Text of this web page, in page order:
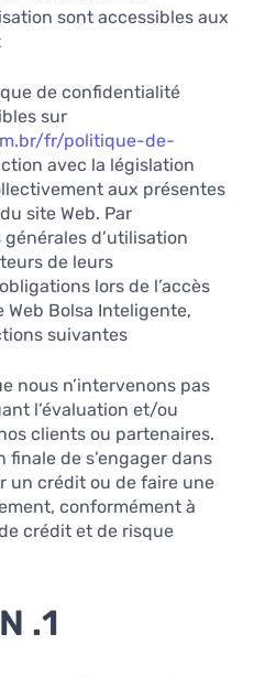
sont accessibles aux
de confidentialité
sur
fr/politique-de-
avec la législation
aux présentes
site Web. Par
d’utilisation
de leurs
lors de l’accès
Bolsa Inteligente,
suivantes.
nous n’intervenons pas
l’évaluation et/ou
clients ou partenaires.
finale de s’engager dans
un crédit ou de faire une
conformément à
crédit et de risque
1. ACCEPTATION